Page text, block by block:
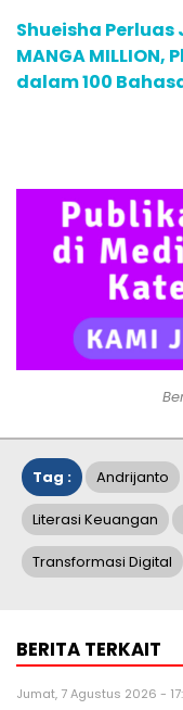
Shueisha
MANGA
dalam 100
Tag : Andrijanto
Literasi Keuangan
Transformasi Digital
BERITA TERKAIT
Jumat, 7 Agustus 2026 -